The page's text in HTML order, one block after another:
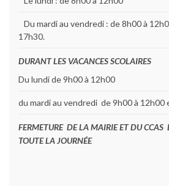
Du mardi au vendredi : de 8h00 à
17h30.
DURANT LES VACANCES SCOLAIRES
Du lundi de 9h00 à 12h00
du mardi au vendredi de 9h00 à 12h00
FERMETURE DE LA MAIRIE ET DU
TOUTE LA JOURNÉE